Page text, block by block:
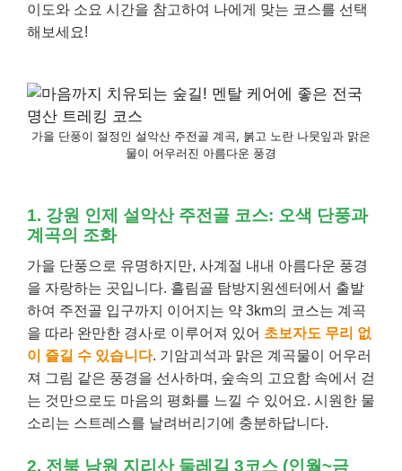
이도와 소요 시간을 참고하여 나에게 맞는 코스를 선택
해보세요!
가을 단풍이 절정인 설악산 주전골 계곡, 붉고 노란 나뭇잎과 맑은
물이 어우러진 아름다운 풍경
1. 강원 인제 설악산 주전골 코스: 오색 단풍과
계곡의 조화
가을 단풍으로 유명하지만, 사계절 내내 아름다운 풍경
을 자랑하는 곳입니다. 흘림골 탐방지원센터에서 출발
하여 주전골 입구까지 이어지는 약 3km의 코스는 계곡
을 따라 완만한 경사로 이루어져 있어 초보자도 무리 없
이 즐길 수 있습니다. 기암괴석과 맑은 계곡물이 어우러
져 그림 같은 풍경을 선사하며, 숲속의 고요함 속에서 걷
는 것만으로도 마음의 평화를 느낄 수 있어요. 시원한 물
소리는 스트레스를 날려버리기에 충분하답니다.
2. 전북 남원 지리산 둘레길 3코스 (인월~금